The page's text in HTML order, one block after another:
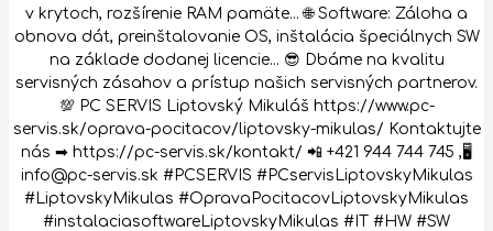
v krytoch, rozšírenie RAM pamäte... 🌐 Software: Záloha a
obnova dát, preinštalovanie OS, inštalácia špeciálnych SW
na základe dodanej licencie... 😎 Dbáme na kvalitu
servisných zásahov a prístup našich servisných partnerov.
💯 PC SERVIS Liptovský Mikuláš https://www.pc-
servis.sk/oprava-pocitacov/liptovsky-mikulas/ Kontaktujte
nás ➡ https://pc-servis.sk/kontakt/ 📲 +421 944 744 745 ,🖥
info@pc-servis.sk #PCSERVIS #PCservisLiptovskyMikulas
#LiptovskyMikulas #OpravaPocitacovLiptovskyMikulas
#instalaciasoftwareLiptovskyMikulas #IT #HW #SW